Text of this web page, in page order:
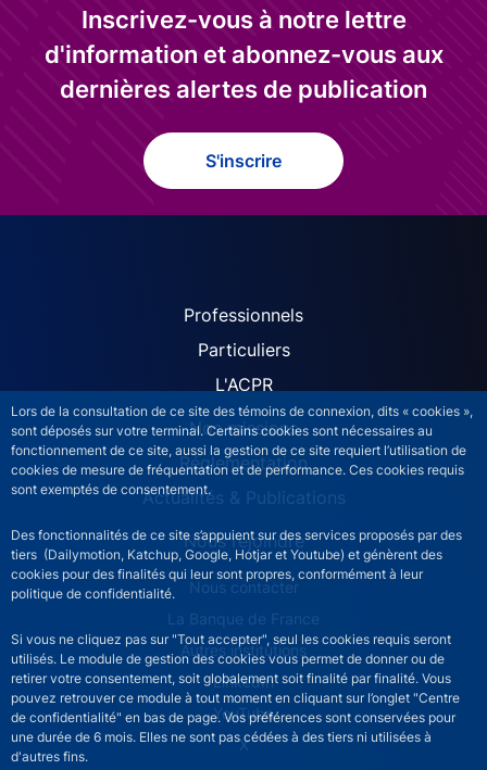
Lors de la consultation de ce site des témoins de connexion, dits « cookies »,
sont déposés sur votre terminal. Certains cookies sont nécessaires au
fonctionnement de ce site, aussi la gestion de ce site requiert l’utilisation de
cookies de mesure de fréquentation et de performance. Ces cookies requis
sont exemptés de consentement.
Des fonctionnalités de ce site s’appuient sur des services proposés par des
tiers (Dailymotion, Katchup, Google, Hotjar et Youtube) et génèrent des
cookies pour des finalités qui leur sont propres, conformément à leur
politique de confidentialité.
Si vous ne cliquez pas sur "Tout accepter", seul les cookies requis seront
utilisés. Le module de gestion des cookies vous permet de donner ou de
retirer votre consentement, soit globalement soit finalité par finalité. Vous
pouvez retrouver ce module à tout moment en cliquant sur l’onglet "Centre
de confidentialité" en bas de page. Vos préférences sont conservées pour
une durée de 6 mois. Elles ne sont pas cédées à des tiers ni utilisées à
d'autres fins.
Inscrivez-vous à notre lettre
d'information et abonnez-vous aux
dernières alertes de publication
S'inscrire
ACPR site navigation
Professionnels
Particuliers
L'ACPR
Nos missions
Réglementation
Actualités & Publications
Nous rejoindre
ACPR footer secondary menu (French)
Nous contacter
La Banque de France
Autres institutions
LinkedIn
YouTube
X